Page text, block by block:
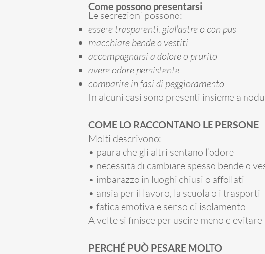
Come possono presentarsi
Le secrezioni possono:
essere trasparenti, giallastre o con pus
macchiare bende o vestiti
accompagnarsi a dolore o prurito
avere odore persistente
comparire in fasi di peggioramento
In alcuni casi sono presenti insieme a
COME LO RACCONTANO LE PERSONE
Molti descrivono:
• paura che gli altri sentano l’odore
• necessità di cambiare spesso bende o
• imbarazzo in luoghi chiusi o affollati
• ansia per il lavoro, la scuola o i trasporti
• fatica emotiva e senso di isolamento
A volte si finisce per uscire meno o
PERCHÉ PUÒ PESARE MOLTO